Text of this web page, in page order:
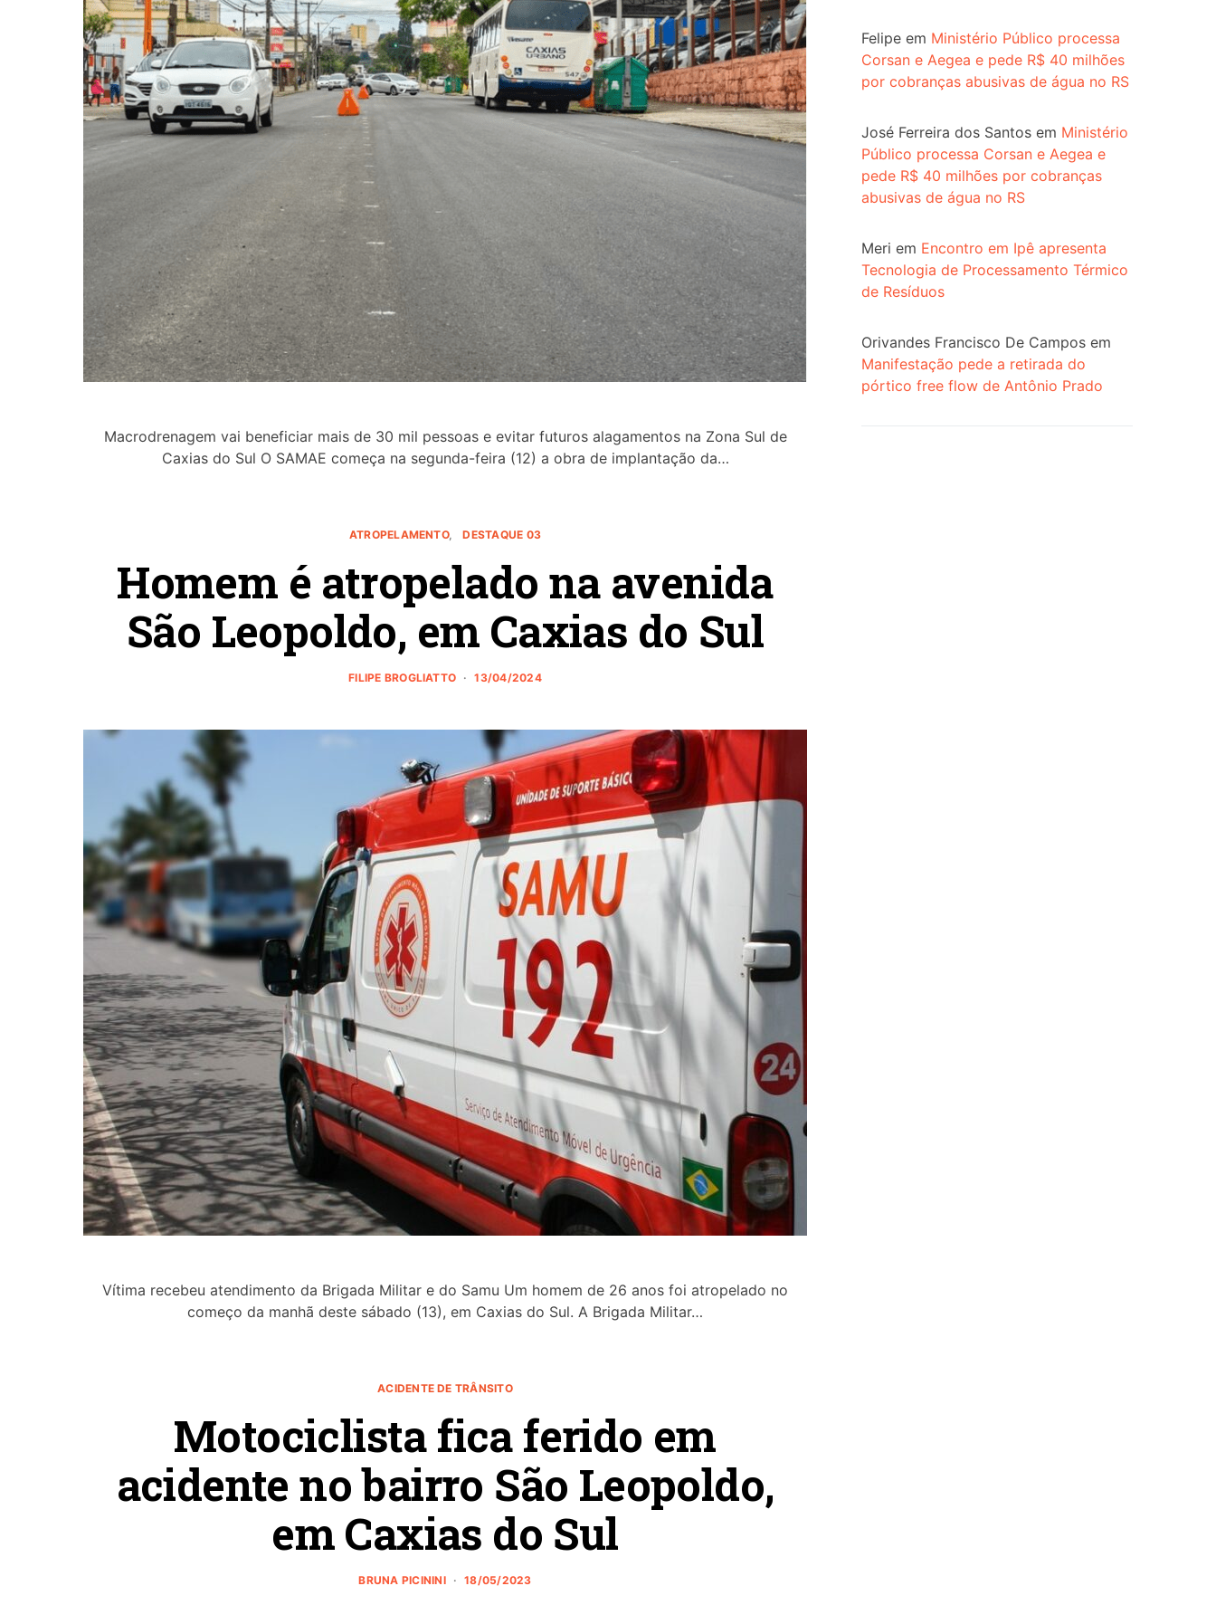
Macrodrenagem vai beneficiar mais de 30 mil pessoas e evitar futuros alagamentos na Zona Sul de
Caxias do Sul O SAMAE começa na segunda-feira (12) a obra de implantação da…
ATROPELAMENTO DESTAQUE 03
Homem é atropelado na avenida
São Leopoldo, em Caxias do Sul
FILIPE BROGLIATTO 13/04/2024
Vítima recebeu atendimento da Brigada Militar e do Samu Um homem de 26 anos foi atropelado no
começo da manhã deste sábado (13), em Caxias do Sul. A Brigada Militar…
ACIDENTE DE TRÂNSITO
Motociclista fica ferido em
acidente no bairro São Leopoldo,
em Caxias do Sul
BRUNA PICININI 18/05/2023
Felipe em Ministério Público processa
Corsan e Aegea e pede R$ 40 milhões
por cobranças abusivas de água no RS
José Ferreira dos Santos em Ministério
Público processa Corsan e Aegea e
pede R$ 40 milhões por cobranças
abusivas de água no RS
Meri em Encontro em Ipê apresenta
Tecnologia de Processamento Térmico
de Resíduos
Orivandes Francisco De Campos em
Manifestação pede a retirada do
pórtico free flow de Antônio Prado